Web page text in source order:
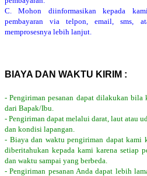
C. Mohon diinformasikan kepada
pembayaran via telpon, email, sms,
memprosesnya lebih lanjut.
BIAYA DAN WAKTU KIRIM :
- Pengiriman pesanan dapat dilakukan bila
dari Bapak/Ibu.
- Pengiriman dapat melalui darat, laut atau
dan kondisi lapangan.
- Biaya dan waktu pengiriman dapat kami
diberitahukan kepada kami karena setiap
dan waktu sampai yang berbeda.
- Pengiriman pesanan Anda dapat lebih